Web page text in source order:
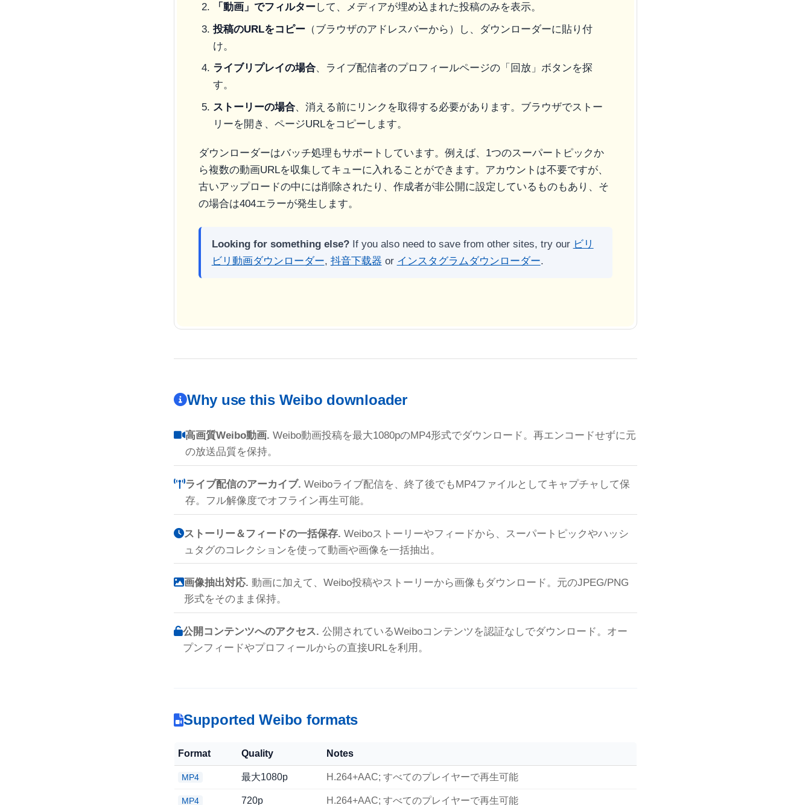
「動画」でフィルターして、メディアが埋め込まれた投稿のみを表示。
投稿のURLをコピー （ブラウザのアドレスバーから）し、ダウンローダーに貼り付
け。
ライブリプレイの場合、ライブ配信者のプロフィールページの「回放」ボタンを探
す。
ストーリーの場合、消える前にリンクを取得する必要があります。ブラウザでストー
リーを開き、ページURLをコピーします。
ダウンローダーはバッチ処理もサポートしています。例えば、1つのスーパートピックか
ら複数の動画URLを収集してキューに入れることができます。アカウントは不要ですが、
古いアップロードの中には削除されたり、作成者が非公開に設定しているものもあり、そ
の場合は404エラーが発生します。
Looking for something else?If you also need to save from other sites, try our ビリ
ビリ動画ダウンローダー, 抖音下载器 or インスタグラムダウンローダー.
Why use this Weibo downloader
高画質Weibo動画. Weibo動画投稿を最大1080pのMP4形式でダウンロード。再エンコードせずに元
の放送品質を保持。
ライブ配信のアーカイブ. Weiboライブ配信を、終了後でもMP4ファイルとしてキャプチャして保
存。フル解像度でオフライン再生可能。
ストーリー＆フィードの一括保存. Weiboストーリーやフィードから、スーパートピックやハッシ
ュタグのコレクションを使って動画や画像を一括抽出。
画像抽出対応. 動画に加えて、Weibo投稿やストーリーから画像もダウンロード。元のJPEG/PNG
形式をそのまま保持。
公開コンテンツへのアクセス. 公開されているWeiboコンテンツを認証なしでダウンロード。オー
プンフィードやプロフィールからの直接URLを利用。
Supported Weibo formats
Format Quality Notes
MP4 最大1080p H.264+AAC; すべてのプレイヤーで再生可能
MP4 720p H.264+AAC; すべてのプレイヤーで再生可能